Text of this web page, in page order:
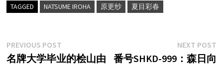
TAGGED NATSUME IROHA 原更纱 夏目彩春
文
PREVIOUS POSTPrevious
post:
名牌大学毕业的桧山由
NEXT POST
番号SHKD-999：森日向